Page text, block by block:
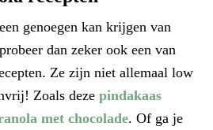
genoegen kan krijgen van
dan zeker ook een van
Ze zijn niet allemaal low
Zoals deze pindakaas
met chocolade. Of ga je